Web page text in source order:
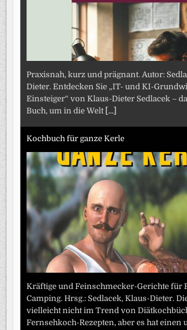
Praxisnah, kurz und prägnant. Autor:
Dieter. Entdecken Sie „IT- und KI-
Einsteiger“ von Klaus-Dieter Sedlacek –
Buch, um in die Welt [...]
Kochbuch für ganze Kerle
Kräftige und Feinschmecker-Gerichte für
Camping. Hrsg.: Sedlacek, Klaus-Dieter.
vielleicht nicht im Trend von
Fernsehkoch-Rezepten, aber es hat einen